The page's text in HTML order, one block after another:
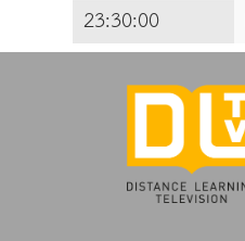
23:30:00